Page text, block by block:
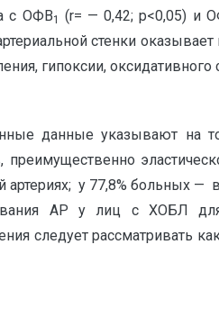
с ОФВ1 (r= — 0,42; p<0,05) и
стенки
гипоксии,
данные указывают на
преимущественно
у 77,8% больных — в
АР у лиц с ХОБЛ для
следует рассматривать